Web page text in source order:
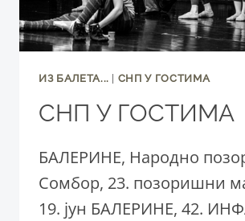
ИЗ БАЛЕТА... СНП У ГОСТИМА
СНП У ГОСТИМА
БАЛЕРИНЕ, Народно
Сомбор, 23. позоришни
19. jун БАЛЕРИНЕ, 42.